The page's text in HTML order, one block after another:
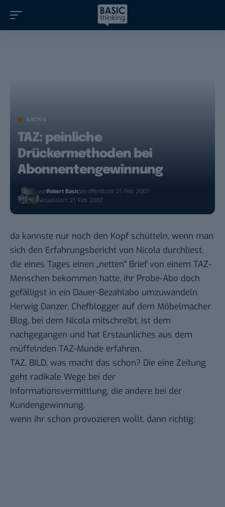
ARCHIV
TAZ: peinliche
Drückermethoden bei
Abonnentengewinnung
vonRobert BasicVeröffentlicht: 21. Feb. 2007
Aktualisiert: 21. Feb. 2007
da kannste nur noch den Kopf schütteln, wenn man
sich den Erfahrungsbericht von Nicola durchliest,
die eines Tages einen „netten“ Brief von einem TAZ-
Menschen bekommen hatte, ihr Probe-Abo doch
gefälligst in ein Dauer-Bezahlabo umzuwandeln.
Herwig Danzer, Chefblogger auf dem Möbelmacher
Blog, bei dem Nicola mitschreibt, ist dem
nachgegangen und hat Erstaunliches aus dem
müffelnden TAZ-Munde erfahren.
TAZ, BILD, was macht das schon? Die eine Zeitung
geht radikale Wege bei der
Informationsvermittlung, die andere bei der
Kundengewinnung.
wenn ihr schon provozieren wollt, dann richtig: